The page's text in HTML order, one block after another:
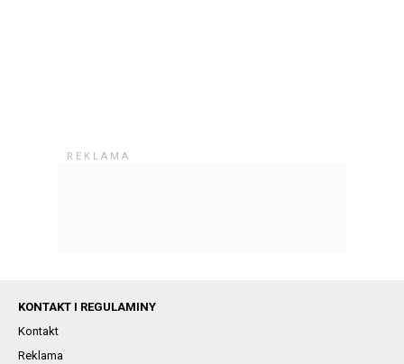
KONTAKT I REGULAMINY
Kontakt
Reklama